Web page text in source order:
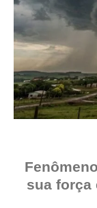
sua força